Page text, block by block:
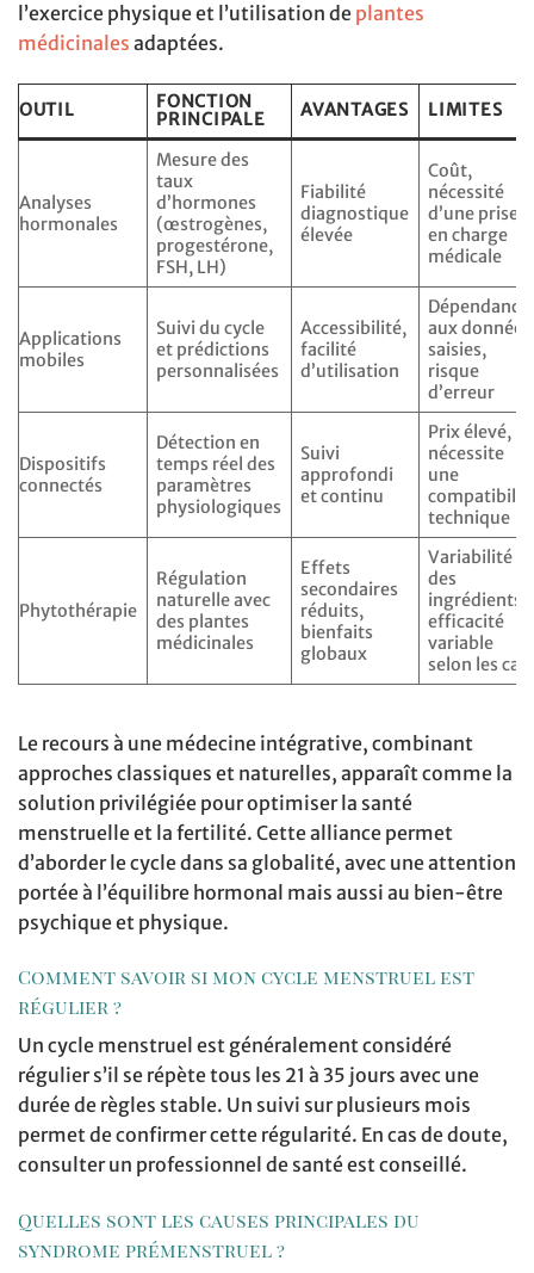
l’exercice physique et l’utilisation de plantes
médicinales adaptées.
OUTIL
FONCTION
PRINCIPALE
AVANTAGES LIMITES
Analyses
hormonales
Mesure des
taux
d’hormones
(œstrogènes,
progestérone,
FSH, LH)
Fiabilité
diagnostique
élevée
Coût,
nécessité
d’une prise
en charge
médicale
Applications
mobiles
Suivi du cycle
et prédictions
personnalisées
Accessibilité,
facilité
d’utilisation
Dépendance
aux données
saisies,
risque
d’erreur
Dispositifs
connectés
Détection en
temps réel des
paramètres
physiologiques
Suivi
approfondi
et continu
Prix élevé,
nécessite
une
technique
Phytothérapie
Régulation
naturelle avec
des plantes
médicinales
Effets
secondaires
réduits,
bienfaits
globaux
Variabilité
des
ingrédients,
efficacité
variable
selon les cas
Le recours à une médecine intégrative, combinant
approches classiques et naturelles, apparaît comme la
solution privilégiée pour optimiser la santé
menstruelle et la fertilité. Cette alliance permet
d’aborder le cycle dans sa globalité, avec une attention
portée à l’équilibre hormonal mais aussi au bien-être
psychique et physique.
Comment savoir si mon cycle menstruel est
régulier ?
Un cycle menstruel est généralement considéré
régulier s’il se répète tous les 21 à 35 jours avec une
durée de règles stable. Un suivi sur plusieurs mois
permet de confirmer cette régularité. En cas de doute,
consulter un professionnel de santé est conseillé.
Quelles sont les causes principales du
syndrome prémenstruel ?